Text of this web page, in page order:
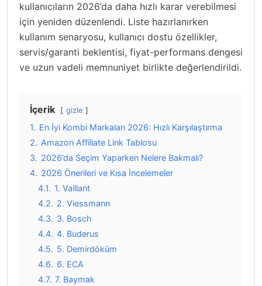
kullanıcıların 2026’da daha hızlı karar verebilmesi
için yeniden düzenlendi. Liste hazırlanırken
kullanım senaryosu, kullanıcı dostu özellikler,
servis/garanti beklentisi, fiyat-performans dengesi
ve uzun vadeli memnuniyet birlikte değerlendirildi.
İçerik gizle
1. En İyi Kombi Markaları 2026: Hızlı Karşılaştırma
2. Amazon Affiliate Link Tablosu
3. 2026’da Seçim Yaparken Nelere Bakmalı?
4. 2026 Önerileri ve Kısa İncelemeler
4.1. 1. Vaillant
4.2. 2. Viessmann
4.3. 3. Bosch
4.4. 4. Buderus
4.5. 5. Demirdöküm
4.6. 6. ECA
4.7. 7. Baymak